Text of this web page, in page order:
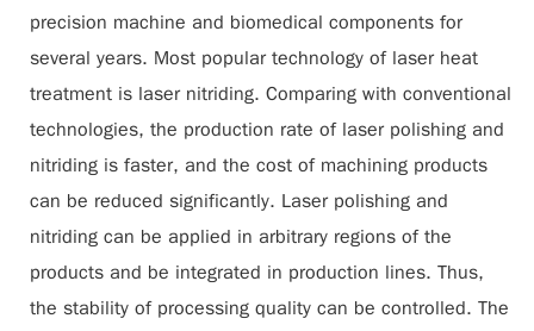
precision machine and biomedical components for
several years. Most popular technology of laser heat
treatment is laser nitriding. Comparing with conventional
technologies, the production rate of laser polishing and
nitriding is faster, and the cost of machining products
can be reduced significantly. Laser polishing and
nitriding can be applied in arbitrary regions of the
products and be integrated in production lines. Thus,
the stability of processing quality can be controlled. The